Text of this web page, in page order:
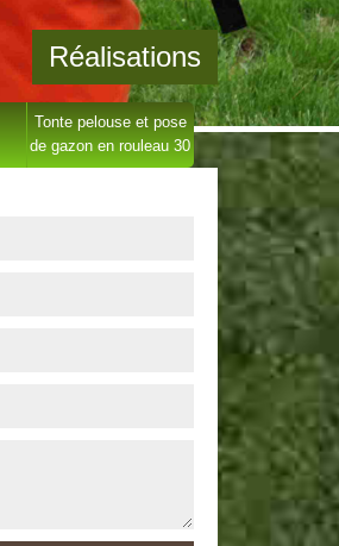
Réalisations
Tonte pelouse et pose
de gazon en rouleau 30